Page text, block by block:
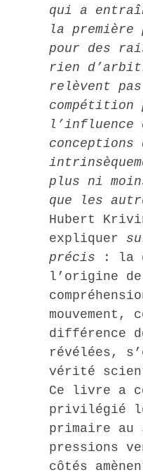
qui a
la première
pour des
rien
relèvent
l’influence
conceptions
plus ni
que les
Hubert
expliquer
précis : la
l’origine
mouvement,
différence
révélées,
vérité
Ce livre a
privilégié
primaire au
pressions
côtés